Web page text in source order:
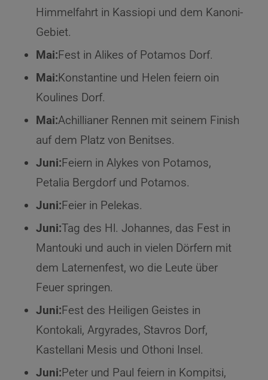
Himmelfahrt in Kassiopi und dem Kanoni-
Gebiet.
Mai:Fest in Alikes of Potamos Dorf.
Mai:Konstantine und Helen feiern oin
Koulines Dorf.
Mai:Achillianer Rennen mit seinem Finish
auf dem Platz von Benitses.
Juni:Feiern in Alykes von Potamos,
Petalia Bergdorf und Potamos.
Juni:Feier in Pelekas.
Juni:Tag des Hl. Johannes, das Fest in
Mantouki und auch in vielen Dörfern mit
dem Laternenfest, wo die Leute über
Feuer springen.
Juni:Fest des Heiligen Geistes in
Kontokali, Argyrades, Stavros Dorf,
Kastellani Mesis und Othoni Insel.
Juni:Peter und Paul feiern in Kompitsi,